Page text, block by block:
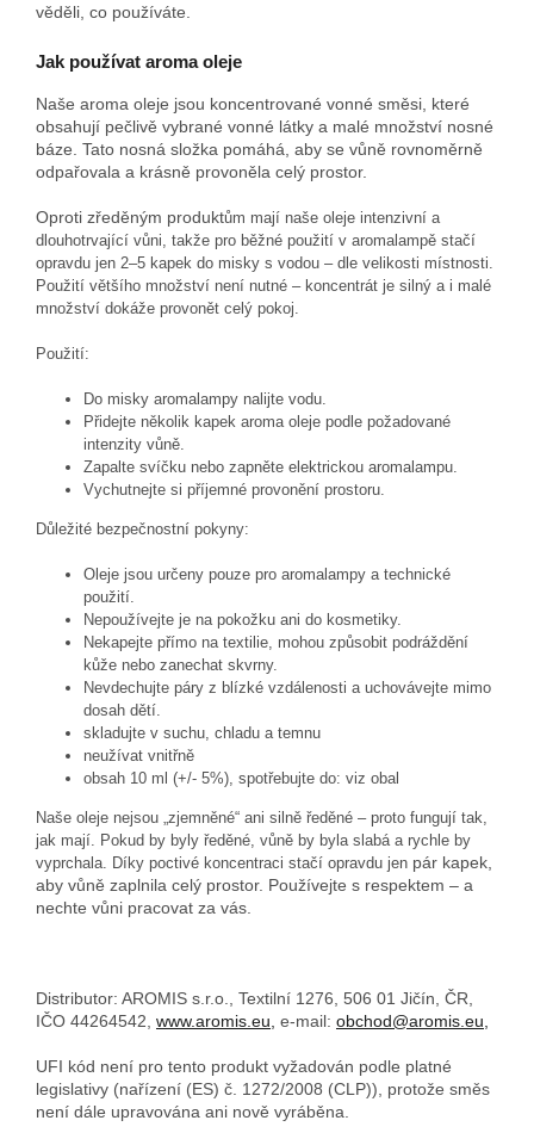
věděli, co používáte.
Jak používat aroma oleje
Naše aroma oleje jsou koncentrované vonné směsi, které
obsahují pečlivě vybrané vonné látky a malé množství nosné
báze. Tato nosná složka pomáhá, aby se vůně rovnoměrně
odpařovala a krásně provoněla celý prostor.
Oproti zředěným produktům mají naše oleje intenzivní a
dlouhotrvající vůni, takže pro běžné použití v aromalampě stačí
opravdu jen 2–5 kapek do misky s vodou – dle velikosti místnosti.
Použití většího množství není nutné – koncentrát je silný a i malé
množství dokáže provonět celý pokoj.
Použití:
Do misky aromalampy nalijte vodu.
Přidejte několik kapek aroma oleje podle požadované
intenzity vůně.
Zapalte svíčku nebo zapněte elektrickou aromalampu.
Vychutnejte si příjemné provonění prostoru.
Důležité bezpečnostní pokyny:
Oleje jsou určeny pouze pro aromalampy a technické
použití.
Nepoužívejte je na pokožku ani do kosmetiky.
Nekapejte přímo na textilie, mohou způsobit podráždění
kůže nebo zanechat skvrny.
Nevdechujte páry z blízké vzdálenosti a uchovávejte mimo
dosah dětí.
skladujte v suchu, chladu a temnu
neužívat vnitřně
obsah 10 ml (+/- 5%), spotřebujte do: viz obal
Naše oleje nejsou „zjemněné“ ani silně ředěné – proto fungují tak,
jak mají. Pokud by byly ředěné, vůně by byla slabá a rychle by
vyprchala. Díky poctivé koncentraci stačí opravdu jen pár kapek,
aby vůně zaplnila celý prostor. Používejte s respektem – a
nechte vůni pracovat za vás.
Distributor: AROMIS s.r.o., Textilní 1276, 506 01 Jičín, ČR,
IČO 44264542, www.aromis.eu, e-mail: obchod@aromis.eu,
UFI kód není pro tento produkt vyžadován podle platné
legislativy (nařízení (ES) č. 1272/2008 (CLP)), protože směs
není dále upravována ani nově vyráběna.